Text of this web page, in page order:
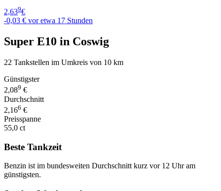
2,639€
-0,03 € vor etwa 17 Stunden
Super E10 in Coswig
22 Tankstellen im Umkreis von 10 km
Günstigster
2,089 €
Durchschnitt
2,166 €
Preisspanne
55,0 ct
Beste Tankzeit
Benzin ist im bundesweiten Durchschnitt kurz vor 12 Uhr am
günstigsten.